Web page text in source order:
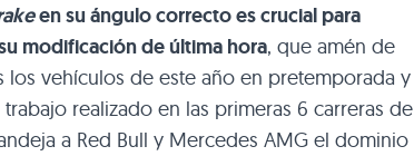
en su ángulo correcto es crucial para
modificación de última hora, que amén de
vehículos de este año en pretemporada y
realizado en las primeras 6 carreras de
a Red Bull y Mercedes AMG el dominio